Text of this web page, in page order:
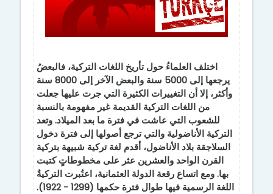
اختلف العلماءُ حول تأريخ اللغات التركية، فالبعضُ
يرجعها إلى 5000 سنة والبعض الآخر إلى 8000 سنة
وأكثر، إلا أن التغييرات الكثيرة التي جرت عليها جعلت
من اللغات التركية القديمة غير مفهومة بالنسبة
للشعوب التي عاشت في فترة ما بعد الميلاد. وتعد
التركية الأناضولية والتي ترجع أصولها إلى فترة دخول
السلاجقة بلاد الأناضول، أقدم لغة تركية شبيهة بتركية
القرن الواحد والعشرين عثر على مخطوطاتٍ كتبت
بها. ومع اتساع رقعة الدولة العثمانية، اعتُبرت التركيةُ
اللغة الرسمية فيها طوال فترة حكمها (1299 - 1922).